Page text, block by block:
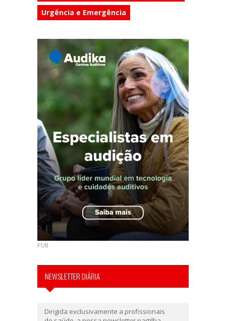
Urgência e Emergência
PUB
NEWSLETTER DIÁRIA
Dirigida exclusivamente a profissionais